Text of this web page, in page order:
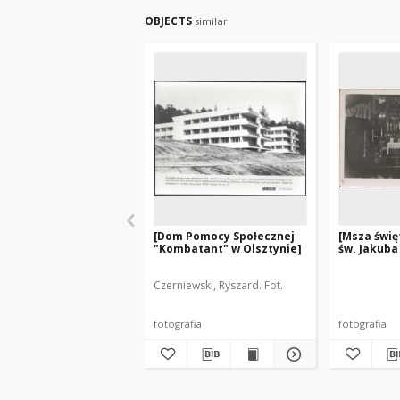
OBJECTS similar
[Dom Pomocy Społecznej
"Kombatant" w Olsztynie]
Czerniewski, Ryszard. Fot.
fotografia
[Msza
św.
fotografia